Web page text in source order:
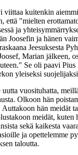
viittaa kuitenkin
että "mielten
ja
Joosefin ja hänen
Jeesuksesta
Marian jälkeen,
Se oli paavi
yleiseksi
vuosituhatta,
Olkoon hän
hän meidät
meidät, kuten
sekä kaikesta
ja opettelemme
taloutta.